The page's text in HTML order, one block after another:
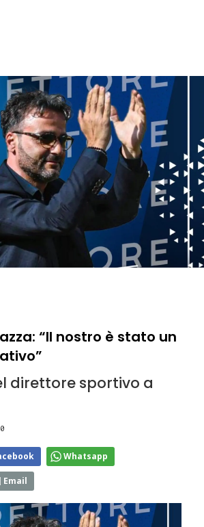
“Il nostro è stato un
direttore sportivo a
0
Whatsapp
Email